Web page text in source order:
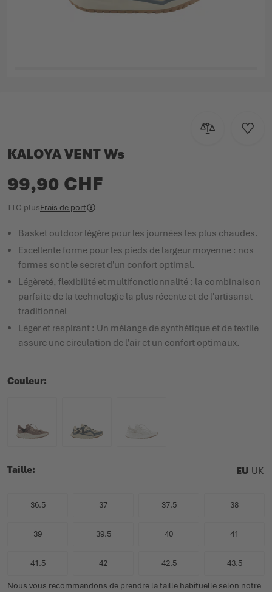
Ajouter au
KALOYA VENT Ws
99,90 CHF
TTC plusFrais de port
Basket outdoor légère pour les journées les plus chaudes.
Excellente forme pour les pieds de largeur moyenne : nos
formes sont le secret d'un confort optimal.
Légèreté, flexibilité et multifonctionnalité : la combinaison
parfaite de la technologie la plus récente et de l'artisanat
traditionnel
Léger et respirant : Un mélange de synthétique et de textile
assure une circulation de l'air et un confort optimaux.
Couleur
Taille EU UK
36.5 37 37.5 38
39 39.5 40 41
41.5 42 42.5 43.5
Nous vous recommandons de prendre la taille habituelle selon notre